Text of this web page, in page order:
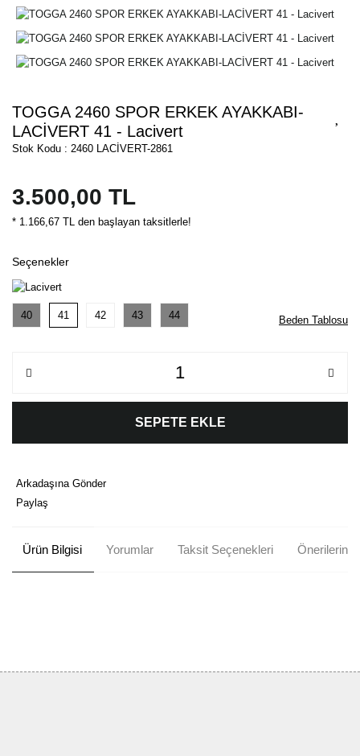
TOGGA 2460 SPOR ERKEK AYAKKABI-
LACİVERT 41 - Lacivert
Stok Kodu : 2460 LACİVERT-2861
3.500,00 TL
* 1.166,67 TL den başlayan taksitlerle!
Seçenekler
40 41 42 43 44 Beden Tablosu
SEPETE EKLE
Arkadaşına Gönder
Paylaş
Ürün Bilgisi Yorumlar Taksit Seçenekleri Önerileriniz